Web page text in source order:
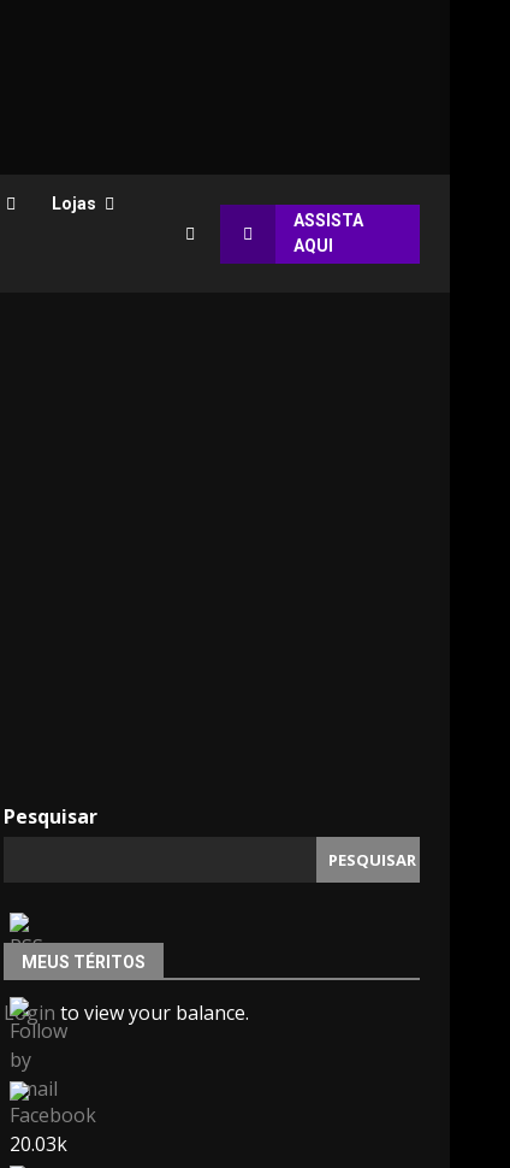
Lojas
ASSISTA
AQUI
Pesquisar
PESQUISAR
20.03k
MEUS TÉRITOS
Login to view your balance.